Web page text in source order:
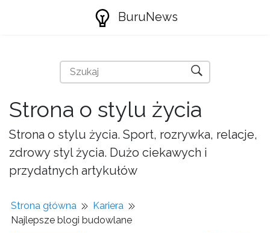
BuruNews
Strona o stylu życia
Strona o stylu życia. Sport, rozrywka, relacje,
zdrowy styl życia. Dużo ciekawych i
przydatnych artykułów
Strona główna
Kariera
Najlepsze blogi budowlane